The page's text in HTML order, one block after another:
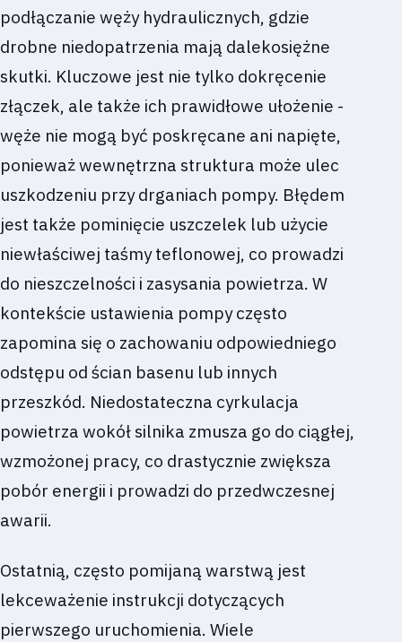
podłączanie węży hydraulicznych, gdzie
drobne niedopatrzenia mają dalekosiężne
skutki. Kluczowe jest nie tylko dokręcenie
złączek, ale także ich prawidłowe ułożenie -
węże nie mogą być poskręcane ani napięte,
ponieważ wewnętrzna struktura może ulec
uszkodzeniu przy drganiach pompy. Błędem
jest także pominięcie uszczelek lub użycie
niewłaściwej taśmy teflonowej, co prowadzi
do nieszczelności i zasysania powietrza. W
kontekście ustawienia pompy często
zapomina się o zachowaniu odpowiedniego
odstępu od ścian basenu lub innych
przeszkód. Niedostateczna cyrkulacja
powietrza wokół silnika zmusza go do ciągłej,
wzmożonej pracy, co drastycznie zwiększa
pobór energii i prowadzi do przedwczesnej
awarii.
Ostatnią, często pomijaną warstwą jest
lekceważenie instrukcji dotyczących
pierwszego uruchomienia. Wiele